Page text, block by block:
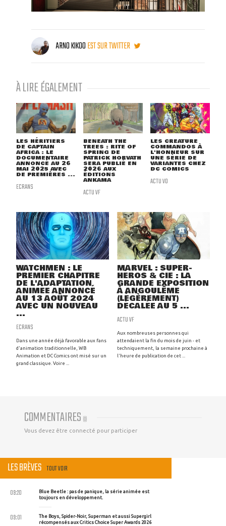
ARNO KIKOOEST SUR TWITTER
À LIRE ÉGALEMENT
LES HÉRITIERS
DE CAPTAIN
AFRICA : LE
DOCUMENTAIRE
ANNONCÉ AU 26
MAI 2025 AVEC
DE PREMIÈRES ...
ECRANS
BENEATH THE
TREES : RITE OF
SPRING DE
PATRICK HORVATH
SERA PUBLIÉ EN
2026 AUX
ÉDITIONS
ANKAMA
ACTU VF
LES CREATURE
COMMANDOS À
L'HONNEUR SUR
UNE SÉRIE DE
VARIANTES CHEZ
DC COMICS
ACTU VO
WATCHMEN : LE
PREMIER CHAPITRE
DE L'ADAPTATION
ANIMÉE ANNONCÉ
AU 13 AOÛT 2024
AVEC UN NOUVEAU
...
ECRANS
Dans une année déjà favorable aux fans
d'animation traditionnelle, WB
Animation et DC Comics ont misé sur un
grand classique. Voire ...
MARVEL : SUPER-
HÉROS & CIE : LA
GRANDE EXPOSITION
À ANGOULÊME
(LÉGÈREMENT)
DÉCALÉE AU 5 ...
ACTU VF
Aux nombreuses personnes qui
attendaient la fin du mois de juin - et
techniquement, la semaine prochaine à
l'heure de publication de cet ...
COMMENTAIRES (0)
Vous devez être connecté pour participer
LES BRÈVES TOUT VOIR
Blue Beetle : pas de panique, la série animée est
toujours en développement.
09:20
The Boys, Spider-Noir, Superman et aussi Supergirl
récompensés aux Critics Choice Super Awards 2026
09:01